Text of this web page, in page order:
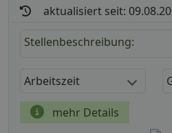
aktualisiert seit:
Stellenbeschreibung:
Arbeitszeit
mehr Details